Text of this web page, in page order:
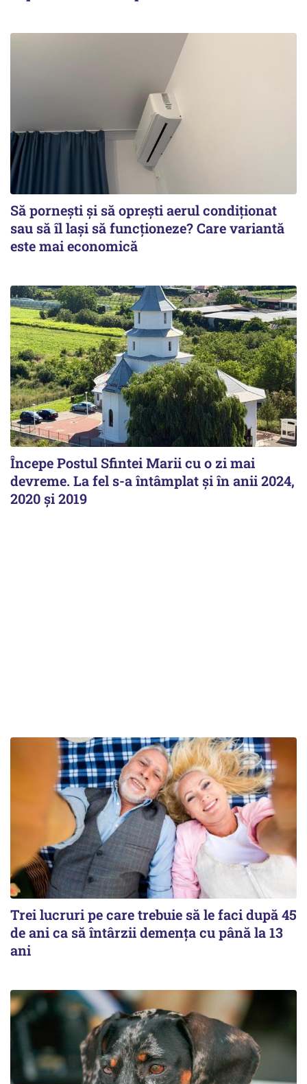
Să pornești și să oprești aerul condiționat
sau să îl lași să funcționeze? Care variantă
este mai economică
Începe Postul Sfintei Marii cu o zi mai
devreme. La fel s-a întâmplat și în anii 2024,
2020 și 2019
Trei lucruri pe care trebuie să le faci după 45
de ani ca să întârzii demența cu până la 13
ani